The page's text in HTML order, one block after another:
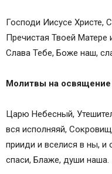
Господи Иисусе Христе,
Пречистая Твоей Матере
Слава Тебе, Боже наш,
Молитвы на
Царю Небесный,
вся исполняяй,
прииди и вселися в ны, и
спаси, Блаже, души наша.